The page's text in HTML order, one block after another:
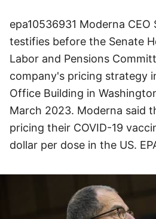
epa10536931 Moderna CEO
testifies before the Senate
Labor and Pensions
company's pricing strategy
Office Building in
March 2023. Moderna said
pricing their COVID-19
dollar per dose in the US.